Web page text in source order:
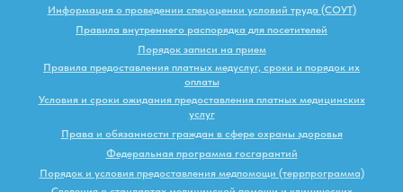
Информация о проведении спецоценки условий труда (СОУТ)
Правила внутреннего распорядка для посетителей
Порядок записи на прием
Правила предоставления платных медуслуг, сроки и порядок их
оплаты
Условия и сроки ожидания предоставления платных медицинских
услуг
Права и обязанности граждан в сфере охраны здоровья
Федеральная программа госгарантий
Порядок и условия предоставления медпомощи (террпрограмма)